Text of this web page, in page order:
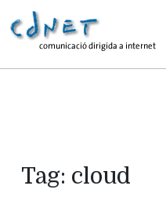
Tag: cloud